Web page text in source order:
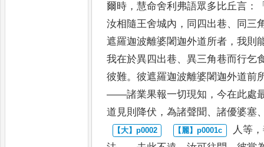
爾時 ，慧命舍利弗語眾多比丘言 ：
汝相隨王舍城內 ， 同四出巷、
同三
遮羅迦波離婆闍迦外道所者 ，我則
我在於異四出巷、異三角巷而行乞
彼難。彼遮羅迦波離婆闍迦外道前
——諸業果報一切現知 ，今在此處
道見則降伏 ，為諸聲聞 、諸優婆塞
人等，